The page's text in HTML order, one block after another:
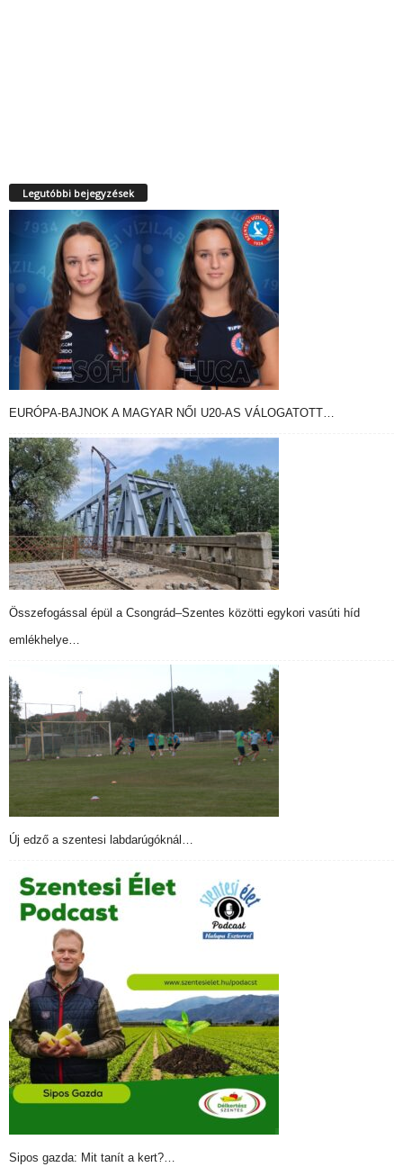
Legutóbbi bejegyzések
EURÓPA-BAJNOK A MAGYAR NŐI U20-AS VÁLOGATOTT…
Összefogással épül a Csongrád–Szentes közötti egykori vasúti híd
emlékhelye…
Új edző a szentesi labdarúgóknál…
Sipos gazda: Mit tanít a kert?…